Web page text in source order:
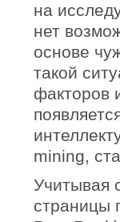
на
нет
основе
такой
факторов
mining,
Учитывая
страницы